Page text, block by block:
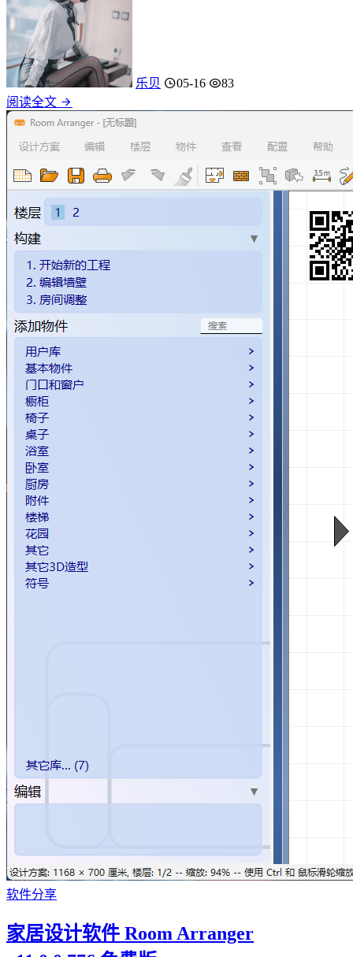
乐贝 05-16
83
阅读全文
软件分享
家居设计软件 Room Arranger